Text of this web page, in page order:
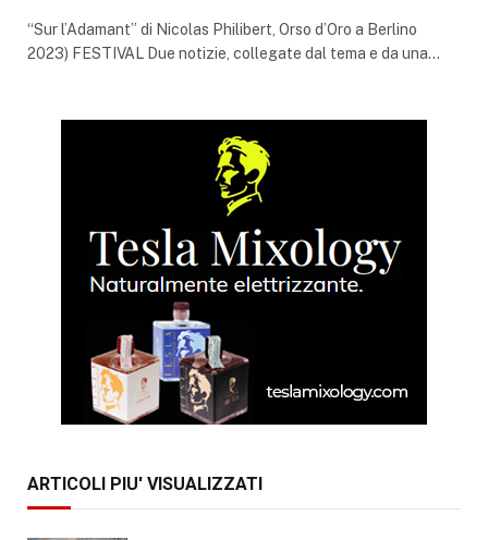
“Sur l’Adamant” di Nicolas Philibert, Orso d’Oro a Berlino
2023) FESTIVAL Due notizie, collegate dal tema e da una…
ARTICOLI PIU' VISUALIZZATI